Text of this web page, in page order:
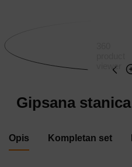
viewer
Gipsana stanica
Opis Kompletan set